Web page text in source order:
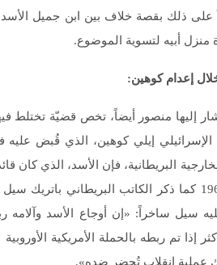
على ذلك بقصة خلاف بين ابن جميل
أبيه لتسوية الموضوع.
إعدام كوهين:
إليها منصور أيضاً، تخص قضيّة تختلط
البريطانية، فإن الأسد، الذي كان
(وليس أواخر صيف 1965 كما ذكر الكاتب
سيل ساخراً: «إن أوجاع الأسد
إذا تم ربطه بالحملة الأمريكية
عملية انقلاب تُحضر ضده».